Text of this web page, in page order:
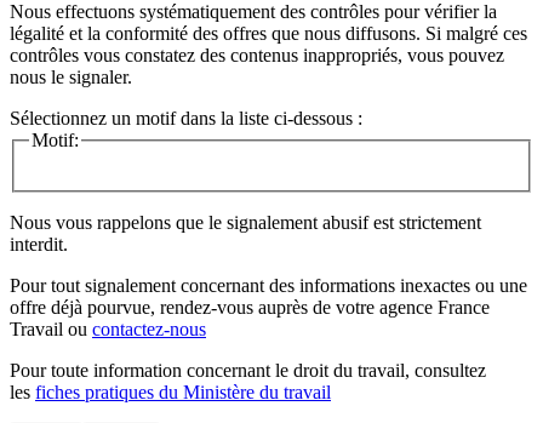
Nous effectuons systématiquement des contrôles pour vérifier la
légalité et la conformité des offres que nous diffusons. Si malgré ces
contrôles vous constatez des contenus inappropriés, vous pouvez
nous le signaler.
Sélectionnez un motif dans la liste ci-dessous :
Motif:
Nous vous rappelons que le signalement abusif est strictement
interdit.
Pour tout signalement concernant des informations inexactes ou une
offre déjà pourvue, rendez-vous auprès de votre agence France
Travail ou contactez-nous
Pour toute information concernant le droit du travail, consultez
les fiches pratiques du Ministère du travail